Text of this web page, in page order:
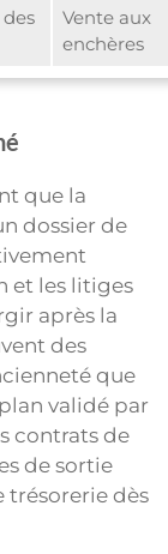
Vente aux
enchères
que la
dossier de
et les litiges
après la
des
que
validé par
contrats de
de sortie
trésorerie dès